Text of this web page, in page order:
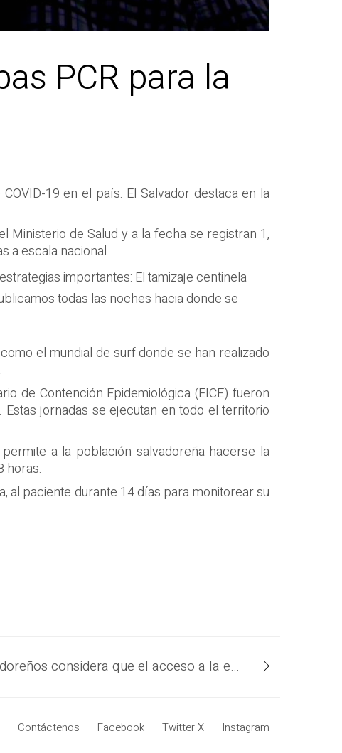
PCR para la
19 en el país. El Salvador destaca en la
Ministerio de Salud y a la fecha se registran 1,
a escala nacional.
importantes: El tamizaje centinela
todas las noches hacia donde se
el mundial de surf donde se han realizado
de Contención Epidemiológica (EICE) fueron
jornadas se ejecutan en todo el territorio
a la población salvadoreña hacerse la
horas.
al paciente durante 14 días para monitorear su
El 82.3 % de salvadoreños considera que el acceso a la educación ha mejorado con la entrega de computadoras que el Gobierno hace en el sector público
Contáctenos Facebook Twitter X Instagram